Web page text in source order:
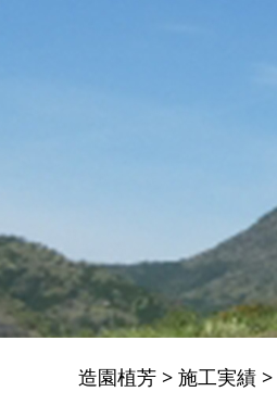
造園植芳 > 施工実績 >